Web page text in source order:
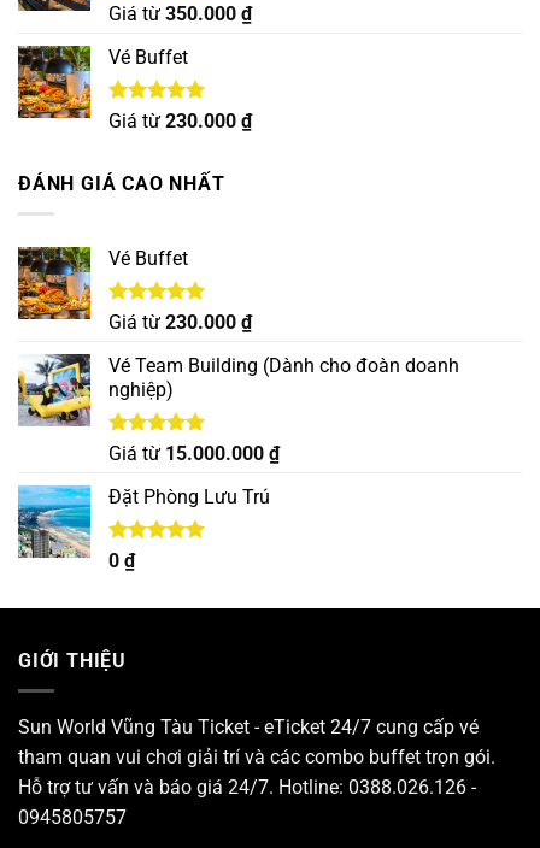
Được xếp
5 sao
Giá từ 350.000 ₫
Vé Buffet
Được xếp
Giá từ 230.000 ₫
ĐÁNH GIÁ CAO NHẤT
Vé Buffet
Được xếp
5 sao
Giá từ 230.000 ₫
Vé Team Building (Dành cho đoàn doanh
nghiệp)
Được xếp
5 sao
Giá từ 15.000.000 ₫
Đặt Phòng Lưu Trú
Được xếp
hạng
0 ₫
GIỚI THIỆU
Sun World Vũng Tàu Ticket - eTicket 24/7 cung cấp vé
tham quan vui chơi giải trí và các combo buffet trọn gói.
Hỗ trợ tư vấn và báo giá 24/7. Hotline: 0388.026.126 -
0945805757